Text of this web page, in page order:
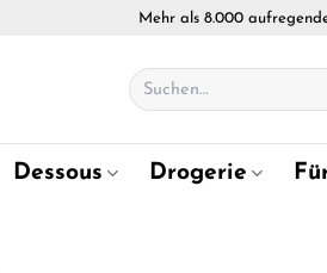
Mehr als 8.000
Suchen
nach:
Dessous Drogerie